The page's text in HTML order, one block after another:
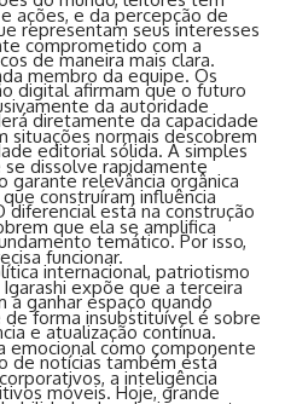
representam seus interesses
de maneira mais clara.
digital afirmam que o futuro
diretamente da capacidade
editorial sólida. A simples
garante relevância orgânica
diferencial está na construção
temático. Por isso,
internacional, patriotismo
ganhar espaço quando
e atualização contínua.
de notícias também está
móveis. Hoje, grande
ações, e da percepção de
comprometido com a
membro da equipe. Os
da autoridade
situações normais descobrem
dissolve rapidamente
construíram influência
que ela se amplifica
funcionar.
expõe que a terceira
forma insubstituível é sobre
emocional como componente
a inteligência